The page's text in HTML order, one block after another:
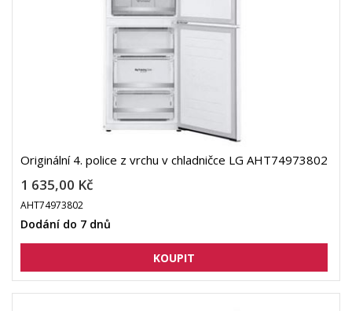
Originální 4. police z vrchu v chladničce LG AHT74973802
1 635,00 Kč
AHT74973802
Dodání do 7 dnů